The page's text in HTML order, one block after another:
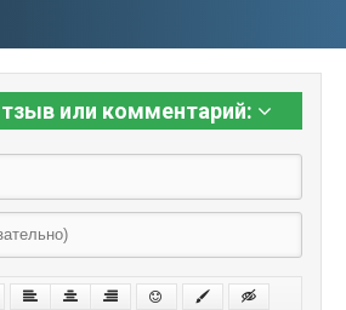
или комментарий: